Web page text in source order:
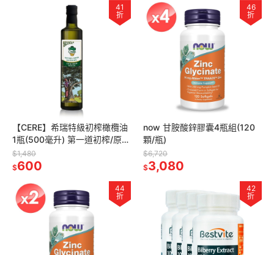
41
折
【CERE】希瑞特級初榨橄欖油
1瓶(500毫升) 第一道初榨/原瓶
原裝進口
$1,480
$600
46
折
now 甘胺酸鋅膠囊4瓶組(120
顆/瓶)
$6,720
$3,080
44
折
42
折